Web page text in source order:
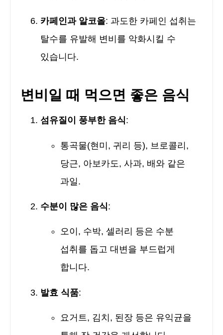
카페인과 알코올: 과도한 카페인 섭취는
탈수를 유발해 변비를 악화시킬 수
있습니다.
변비일 때 먹으면 좋은 음식
섬유질이 풍부한 음식:
통곡물(현미, 귀리 등), 브로콜리,
당근, 아보카도, 사과, 배와 같은
과일.
수분이 많은 음식:
오이, 수박, 셀러리 등은 수분
섭취를 돕고 대변을 부드럽게
합니다.
발효 식품:
요거트, 김치, 된장 등은 유익균을